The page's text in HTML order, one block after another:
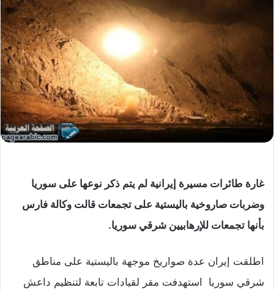
غارة طائرات مسيرة إيرانية لم يتم ذكر نوعها على سوريا
وضربات صاروخية باليستية على تجمعات قالت وكالة فارس
بأنها تجمعات للإرهابيين شرقي سوريا.
اطلقت إيران عدة صواريخ موجهة باليستية على مناطق
شرقي سوريا استهدفت مقر لقيادات تابعة لتنظيم داعش